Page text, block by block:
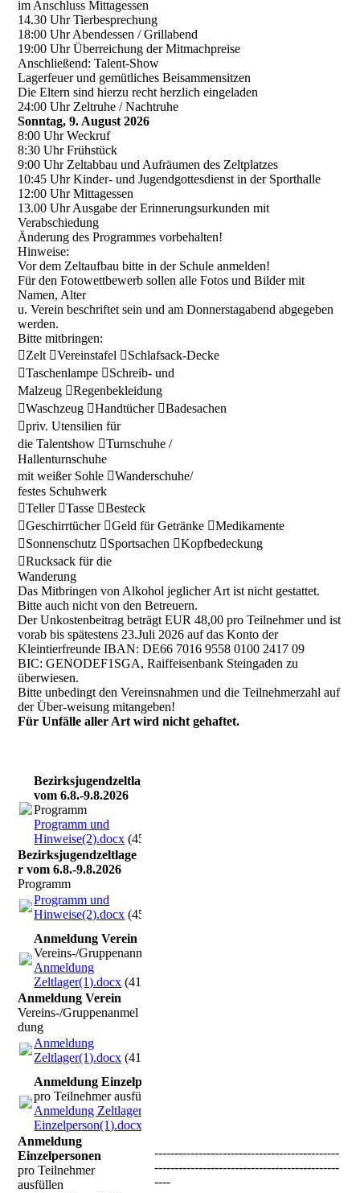
im Anschluss Mittagessen
14.30 Uhr Tierbesprechung
18:00 Uhr Abendessen / Grillabend
19:00 Uhr Überreichung der Mitmachpreise
Anschließend: Talent-Show
Lagerfeuer und gemütliches Beisammensitzen
Die Eltern sind hierzu recht herzlich eingeladen
24:00 Uhr Zeltruhe / Nachtruhe
Sonntag, 9. August 2026
8:00 Uhr Weckruf
8:30 Uhr Frühstück
9:00 Uhr Zeltabbau und Aufräumen des Zeltplatzes
10:45 Uhr Kinder- und Jugendgottesdienst in der Sporthalle
12:00 Uhr Mittagessen
13.00 Uhr Ausgabe der Erinnerungsurkunden mit
Verabschiedung
Änderung des Programmes vorbehalten!
Hinweise:
Vor dem Zeltaufbau bitte in der Schule anmelden!
Für den Fotowettbewerb sollen alle Fotos und Bilder mit
Namen, Alter
u. Verein beschriftet sein und am Donnerstagabend abgegeben
werden.
Bitte mitbringen:
Zelt Vereinstafel Schlafsack-Decke
Taschenlampe Schreib- und
Malzeug Regenbekleidung
Waschzeug Handtücher Badesachen
priv. Utensilien für
die Talentshow Turnschuhe /
Hallenturnschuhe
mit weißer Sohle Wanderschuhe/
festes Schuhwerk
Teller Tasse Besteck
Geschirrtücher Geld für Getränke Medikamente
Sonnenschutz Sportsachen Kopfbedeckung
Rucksack für die
Wanderung
Das Mitbringen von Alkohol jeglicher Art ist nicht gestattet.
Bitte auch nicht von den Betreuern.
Der Unkostenbeitrag beträgt EUR 48,00 pro Teilnehmer und ist
vorab bis spätestens 23.Juli 2026 auf das Konto der
Kleintierfreunde IBAN: DE66 7016 9558 0100 2417 09
BIC: GENODEF1SGA, Raiffeisenbank Steingaden zu
überwiesen.
Bitte unbedingt den Vereinsnahmen und die Teilnehmerzahl auf
der Über-weisung mitangeben!
Für Unfälle aller Art wird nicht gehaftet.
Bezirksjugendzeltlager
vom 6.8.-9.8.2026
Programm
Programm und
Hinweise(2).docx (45.41KB)
Bezirksjugendzeltlage
r vom 6.8.-9.8.2026
Programm
Programm und
Hinweise(2).docx (45.41KB)
Anmeldung Verein
Vereins-/Gruppenanmeldung
Anmeldung
Zeltlager(1).docx (41.87KB)
Anmeldung Verein
Vereins-/Gruppenanmel
dung
Anmeldung
Zeltlager(1).docx (41.87KB)
Anmeldung Einzelpersonen
pro Teilnehmer ausfüllen
Anmeldung Zeltlager
Einzelperson(1).docx
Anmeldung
Einzelpersonen
pro Teilnehmer
ausfüllen
----------------------------------------------
----------------------------------------------
----